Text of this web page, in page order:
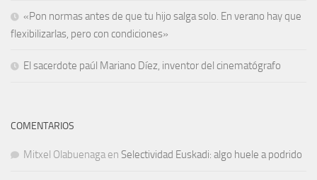
«Pon normas antes de que tu hijo salga solo. En verano hay que
flexibilizarlas, pero con condiciones»
El sacerdote paúl Mariano Díez, inventor del cinematógrafo
COMENTARIOS
Mitxel Olabuenaga en Selectividad Euskadi: algo huele a podrido